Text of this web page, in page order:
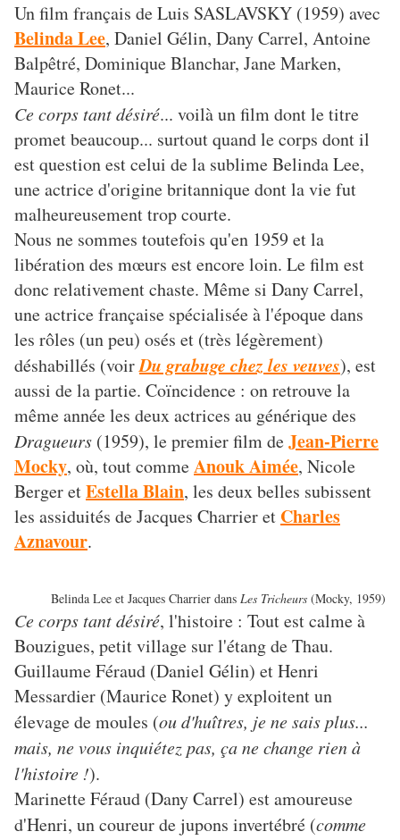
Un film français de Luis SASLAVSKY (1959) avec
Belinda Lee, Daniel Gélin, Dany Carrel, Antoine
Balpêtré, Dominique Blanchar, Jane Marken,
Maurice Ronet...
Ce corps tant désiré... voilà un film dont le titre
promet beaucoup... surtout quand le corps dont il
est question est celui de la sublime Belinda Lee,
une actrice d'origine britannique dont la vie fut
malheureusement trop courte.
Nous ne sommes toutefois qu'en 1959 et la
libération des mœurs est encore loin. Le film est
donc relativement chaste. Même si Dany Carrel,
une actrice française spécialisée à l'époque dans
les rôles (un peu) osés et (très légèrement)
déshabillés (voirDu grabuge chez les veuves), est
aussi de la partie. Coïncidence : on retrouve la
même année les deux actrices au générique des
Dragueurs (1959), le premier film deJean-Pierre
Mocky, où, tout commeAnouk Aimée, Nicole
Berger etEstella Blain, les deux belles subissent
les assiduités de Jacques Charrier et Charles
Aznavour.
Belinda Lee et Jacques Charrier dans Les Tricheurs (Mocky, 1959)
Ce corps tant désiré, l'histoire : Tout est calme à
Bouzigues, petit village sur l'étang de Thau.
Guillaume Féraud (Daniel Gélin) et Henri
Messardier (Maurice Ronet) y exploitent un
élevage de moules (ou d'huîtres, je ne sais plus...
mais, ne vous inquiétez pas, ça ne change rien à
l'histoire !).
Marinette Féraud (Dany Carrel) est amoureuse
d'Henri, un coureur de jupons invertébré (comme